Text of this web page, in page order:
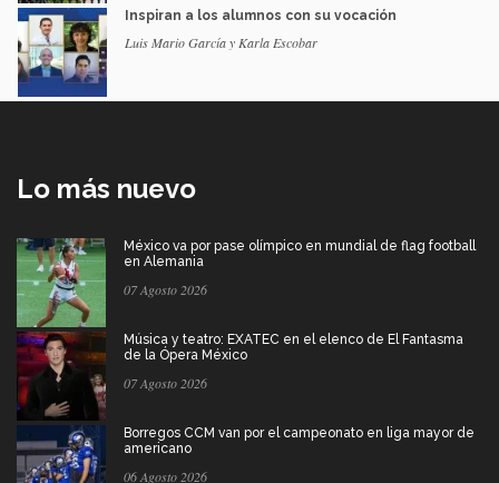
Inspiran a los alumnos con su vocación
Luis Mario García y Karla Escobar
Lo más nuevo
México va por pase olímpico en mundial de flag football
en Alemania
07 Agosto 2026
Música y teatro: EXATEC en el elenco de El Fantasma
de la Ópera México
07 Agosto 2026
Borregos CCM van por el campeonato en liga mayor de
americano
06 Agosto 2026